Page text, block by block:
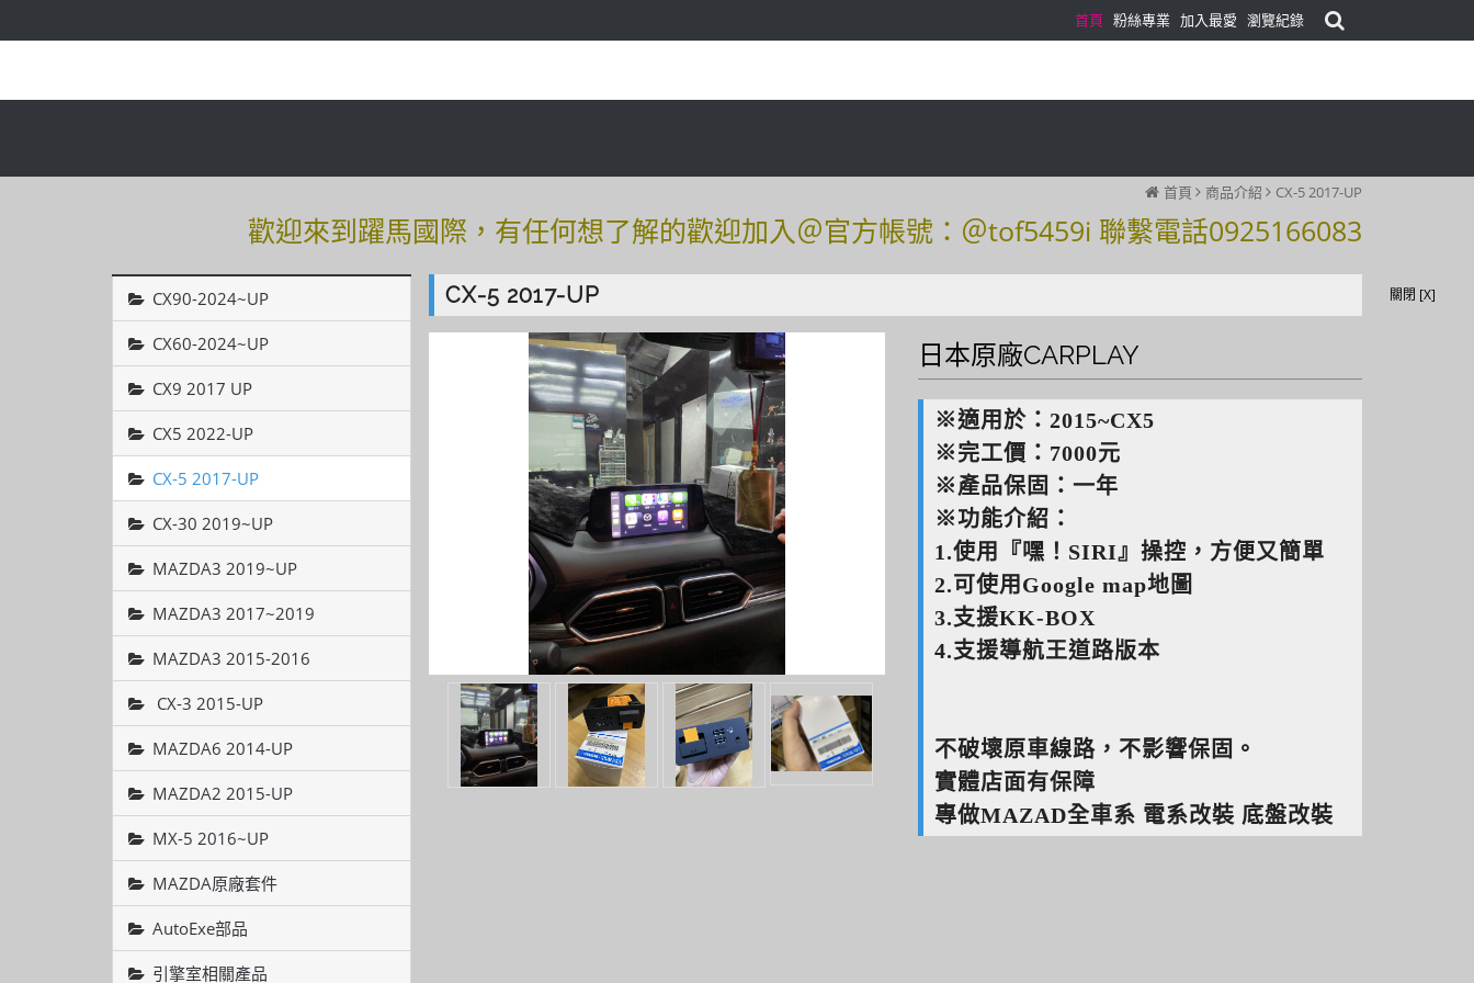
首頁 粉絲專業 加入最愛 瀏覽紀錄
首頁 商品介紹 CX-5 2017-UP
歡迎來到躍馬國際，有任何想了解的歡迎加入＠官方帳號：＠tof5459i 聯繫電話0925166083
歡迎來到躍馬國際，有任何想了解的歡迎加入＠官方帳號：＠tof5459i 聯繫電話0925166083
CX90-2024~UP
CX60-2024~UP
CX9 2017 UP
CX5 2022-UP
CX-5 2017-UP
CX-30 2019~UP
MAZDA3 2019~UP
MAZDA3 2017~2019
MAZDA3 2015-2016
CX-3 2015-UP
MAZDA6 2014-UP
MAZDA2 2015-UP
MX-5 2016~UP
MAZDA原廠套件
AutoExe部品
引擎室相關產品
CX-5 2017-UP
日本原廠CARPLAY
※適用於：2015~CX5
※完工價：7000元
※產品保固：一年
※功能介紹：
1.使用『嘿！SIRI』操控，方便又簡單
2.可使用Google map地圖
3.支援KK-BOX
4.支援導航王道路版本
不破壞原車線路，不影響保固。
實體店面有保障
專做MAZAD全車系 電系改裝 底盤改裝
關閉 [X]